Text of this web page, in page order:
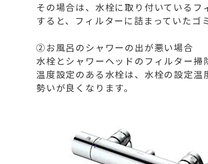
その場合は、水栓に取り付いているフ
すると、フィルターに詰まっていたゴ
②お風呂のシャワーの出が悪い場合
水栓とシャワーヘッドのフィルター
温度設定のある水栓は、水栓の設定
勢いが良くなります。